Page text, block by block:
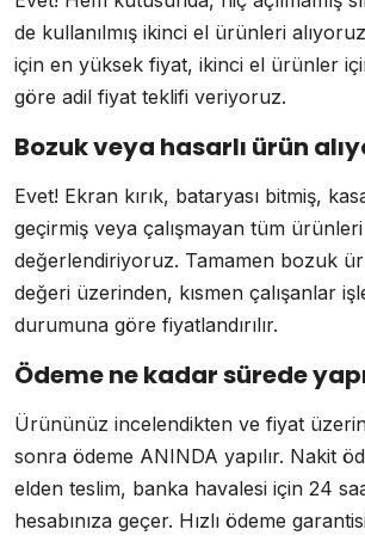
de kullanılmış ikinci el ürünleri
için en yüksek fiyat, ikinci el ürünler
göre adil fiyat teklifi veriyoruz.
Bozuk veya hasarlı ürün
Evet! Ekran kırık, bataryası bitmiş,
geçirmiş veya çalışmayan tüm ürünleri
değerlendiriyoruz. Tamamen bozuk
değeri üzerinden, kısmen çalışanlar
durumuna göre fiyatlandırılır.
Ödeme ne kadar sürede
Ürününüz incelendikten ve fiyat
sonra ödeme ANINDA yapılır. Nakit
elden teslim, banka havalesi için 24
hesabınıza geçer. Hızlı ödeme